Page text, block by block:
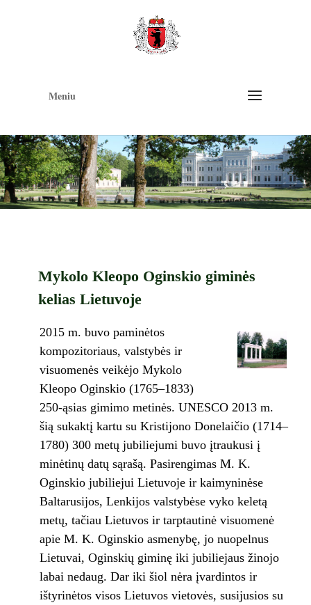
Meniu
Mykolo Kleopo Oginskio giminės
kelias Lietuvoje
2015 m. buvo paminėtos
kompozitoriaus, valstybės ir
visuomenės veikėjo Mykolo
Kleopo Oginskio (1765–1833)
250-ąsias gimimo metinės. UNESCO 2013 m.
šią sukaktį kartu su Kristijono Donelaičio (1714–
1780) 300 metų jubiliejumi buvo įtraukusi į
minėtinų datų sąrašą. Pasirengimas M. K.
Oginskio jubiliejui Lietuvoje ir kaimyninėse
Baltarusijos, Lenkijos valstybėse vyko keletą
metų, tačiau Lietuvos ir tarptautinė visuomenė
apie M. K. Oginskio asmenybę, jo nuopelnus
Lietuvai, Oginskių giminę iki jubiliejaus žinojo
labai nedaug. Dar iki šiol nėra įvardintos ir
ištyrinėtos visos Lietuvos vietovės, susijusios su